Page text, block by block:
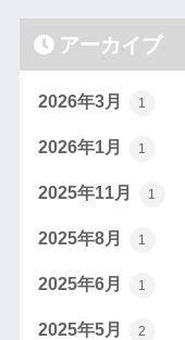
アーカイブ
2026年3月 1
2026年1月 1
2025年11月 1
2025年8月 1
2025年6月 1
2025年5月 2